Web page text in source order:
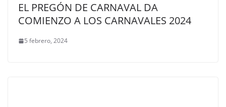
EL PREGÓN DE CARNAVAL DA
COMIENZO A LOS CARNAVALES 2024
5 febrero, 2024